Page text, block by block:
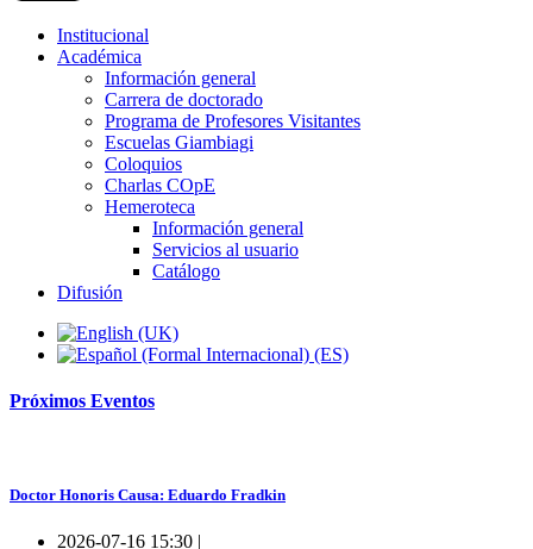
Institucional
Académica
Información general
Carrera de doctorado
Programa de Profesores Visitantes
Escuelas Giambiagi
Coloquios
Charlas COpE
Hemeroteca
Información general
Servicios al usuario
Catálogo
Difusión
Próximos Eventos
Doctor Honoris Causa: Eduardo Fradkin
2026-07-16 15:30 |